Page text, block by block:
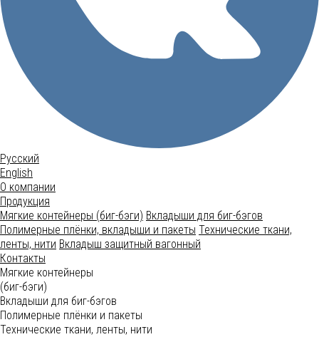
Русский
English
О компании
Продукция
Мягкие контейнеры (биг-бэги) Вкладыши для биг-бэгов
Полимерные плёнки, вкладыши и пакеты Технические ткани,
ленты, нити Вкладыш защитный вагонный
Контакты
Мягкие контейнеры
(биг-бэги)
Вкладыши для биг-бэгов
Полимерные плёнки и пакеты
Технические ткани, ленты, нити